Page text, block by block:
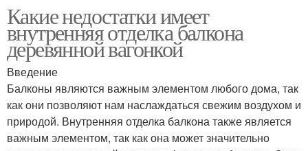
Какие недостатки имеет
внутренняя отделка балкона
деревянной вагонкой
Введение
Балконы являются важным элементом любого дома, так
как они позволяют нам наслаждаться свежим воздухом и
природой. Внутренняя отделка балкона также является
важным элементом, так как она может значительно